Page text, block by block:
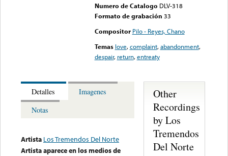
Numero de Catalogo DLV-318
Formato de grabación 33
Compositor Pilo - Reyes, Chano
Temas love,complaint,abandonment,
despair, return,entreaty
Detalles
Imagenes
Notas
Artista Los Tremendos Del Norte
Artista aparece en los medios de
Other
Recordings
by Los
Tremendos
Del Norte